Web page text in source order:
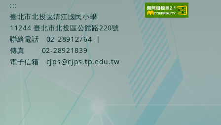
:::
臺北市北投區清江國民小學
11244 臺北市北投區公館路220號
聯絡電話
02-28912764
|
傳真
02-28921839
電子信箱
cjps@cjps.tp.edu.tw